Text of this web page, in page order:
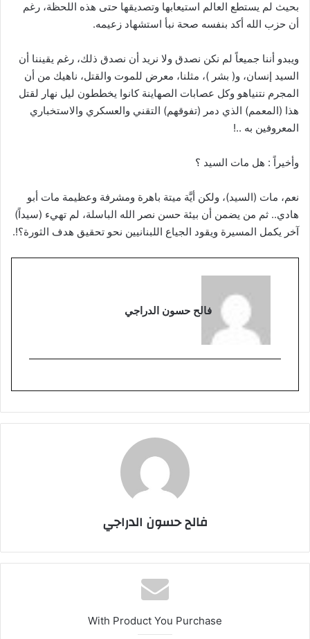
بحيث لم يستطع العالم استيعابها وتصديقها حتى هذه اللحظة، رغم
أن حزب الله أكد بنفسه صحة نبأ استشهاد زعيمه.
ويبدو أننا جميعاً لم نكن نصدق ولا نريد أن نصدق ذلك، رغم يقيننا أن
السيد إنسان، و( بشر )، مثلنا، معرض للموت والقتل، ناهيك من أن
المجرم نتنياهو وكل عصابات الصهاينة كانوا يخططون ليل نهار لقتل
هذا (المعمم) الذي دمر (تفوقهم) التقني والعسكري والاستخباري
المعروفين به ..!
وأخيراً : هل مات السيد ؟
نعم، مات (السيد)، ولكن أيَّة ميتة باهرة ومشرفة وعظيمة مات أبو
هادي.. ثم من يضمن أن بيئة حسن نصر الله الباسلة، لم تهيء (سيداً)
آخر يكمل المسيرة ويقود الجياع اللبنانيين نحو تحقيق هدف الثورة؟!.
فالح حسون الدراجي
فالح حسون الدراجي
With Product You Purchase